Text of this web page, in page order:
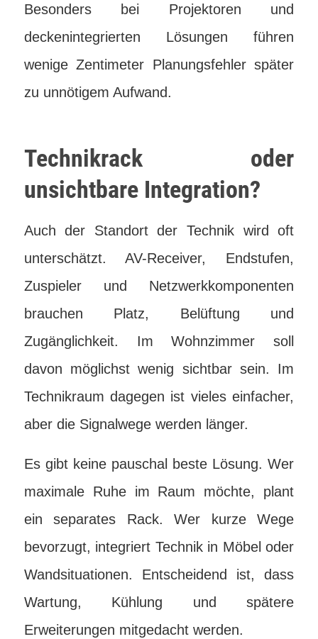
Besonders bei Projektoren und
deckenintegrierten Lösungen führen
wenige Zentimeter Planungsfehler später
zu unnötigem Aufwand.
Technikrack oder
unsichtbare Integration?
Auch der Standort der Technik wird oft
unterschätzt. AV-Receiver, Endstufen,
Zuspieler und Netzwerkkomponenten
brauchen Platz, Belüftung und
Zugänglichkeit. Im Wohnzimmer soll
davon möglichst wenig sichtbar sein. Im
Technikraum dagegen ist vieles einfacher,
aber die Signalwege werden länger.
Es gibt keine pauschal beste Lösung. Wer
maximale Ruhe im Raum möchte, plant
ein separates Rack. Wer kurze Wege
bevorzugt, integriert Technik in Möbel oder
Wandsituationen. Entscheidend ist, dass
Wartung, Kühlung und spätere
Erweiterungen mitgedacht werden.